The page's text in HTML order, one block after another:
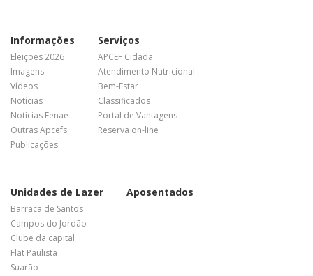
Informações
Eleições 2026
Imagens
Vídeos
Notícias
Notícias Fenae
Outras Apcefs
Publicações
Serviços
APCEF Cidadã
Atendimento Nutricional
Bem-Estar
Classificados
Portal de Vantagens
Reserva on-line
Unidades de Lazer
Barraca de Santos
Campos do Jordão
Clube da capital
Flat Paulista
Suarão
Aposentados